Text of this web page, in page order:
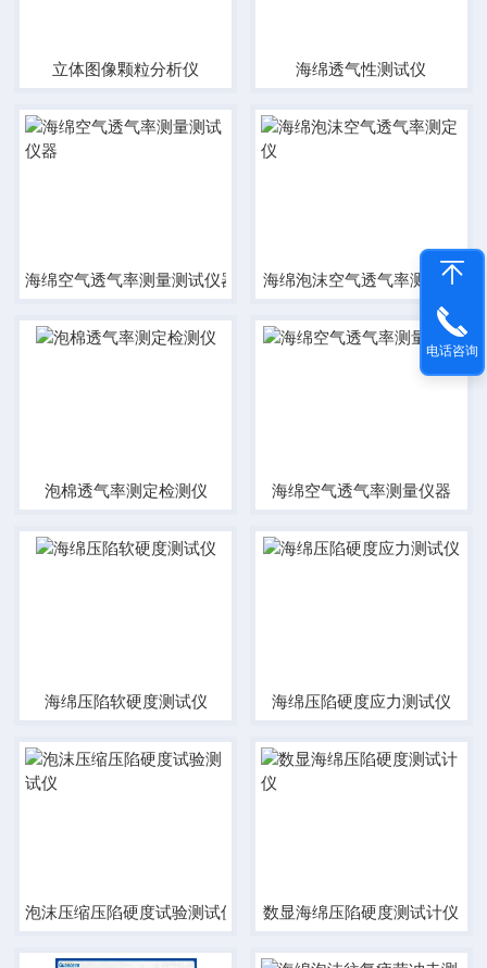
立体图像颗粒分析仪 海绵透气性测试仪
海绵空气透气率测量测试仪器 海绵泡沫空气透气率测定仪
泡棉透气率测定检测仪 海绵空气透气率测量仪器
海绵压陷软硬度测试仪 海绵压陷硬度应力测试仪
泡沫压缩压陷硬度试验测试仪 数显海绵压陷硬度测试计仪
电话咨询